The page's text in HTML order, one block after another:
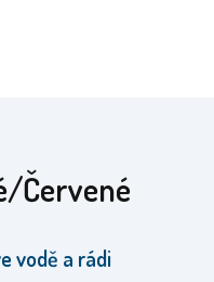
Červené
vodě a rádi